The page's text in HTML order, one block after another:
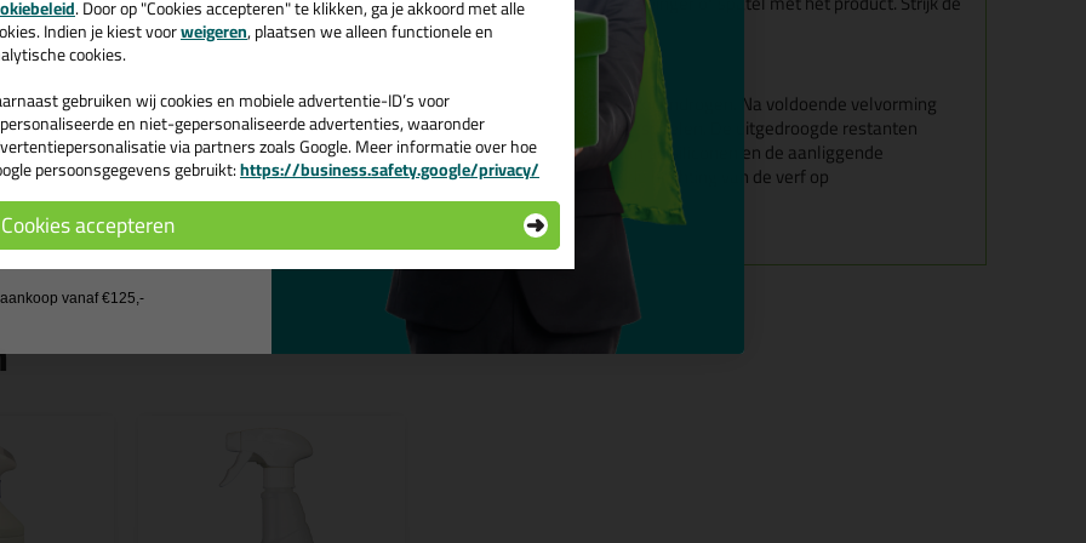
voeg glad met de vinger of de spatel.
Afstrijkmiddel niet op de kitvoeg of ondergrond laten indrogen. Na voldoende velvorming
van de kit het afstrijkmiddel met zuiver water wegspoelen. De uitgedroogde restanten
kunnen optische aantasting van de bovenlaag van de siliconen en de aanliggende
materialen veroorzaken. Restanten kunnen ook de hechting van de verf op
overschilderbare kit negatief beïnvloeden.
. Door op "Cookies accepteren" te klikken, ga je akkoord met alle
Indien je kiest voorweigeren, plaatsen we alleen functionele en
cookies.
gebruiken wij cookies en mobiele advertentie-ID’s voor
en niet-gepersonaliseerde advertenties, waaronder
via partners zoals Google. Meer informatie over hoe
persoonsgegevens gebruikt:https://business.safety.google/privacy/
Cookies accepteren
€35,-bij je eerste bestelling!
de actiecode ›
geen cadeau
vanaf €125,-